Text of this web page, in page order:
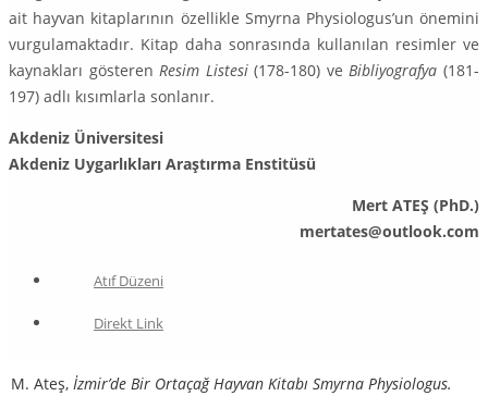
ait hay­van kitaplarının özellikle Smyrna Physiologus’un önemini
vurgulamaktadır. Kitap daha sonrasında kullanılan resimler ve
kaynakları gösterenResim Listesi(178-180) veBibliyografya (181-
197) adlı kısımlarla sonlanır.
Akdeniz Üniversitesi
Akdeniz Uygarlıkları Araştırma Enstitüsü
Mert ATEŞ (PhD.)
mertates@outlook.com
Atıf Düzeni
Direkt Link
M. Ateş, İzmir’de Bir Ortaçağ Hayvan Kitabı Smyrna Physiologus.